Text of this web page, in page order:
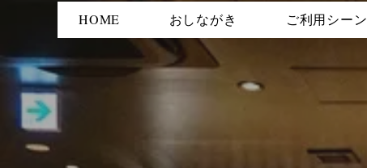
HOME おしながき ご利用シーン